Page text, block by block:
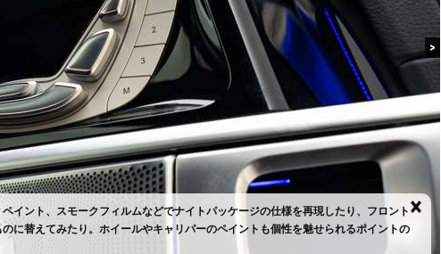
×
ント、スモークフィルムなどでナイトパッケージの仕様を再現したり、フロント
に替えてみたり。ホイールやキャリパーのペイントも個性を魅せられるポイントの
>